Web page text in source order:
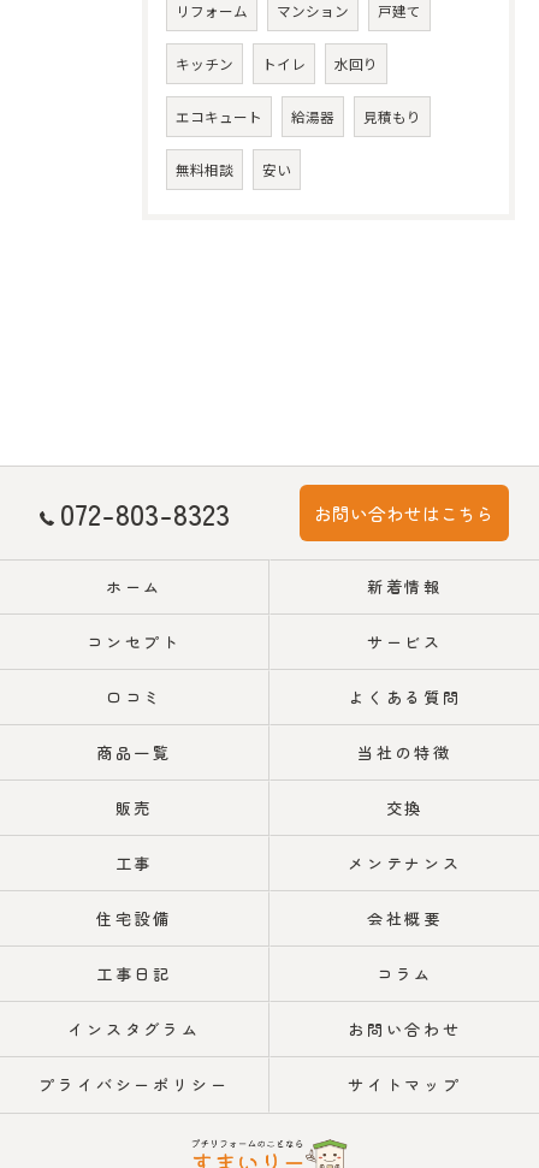
リフォーム マンション 戸建て
キッチン トイレ 水回り
エコキュート 給湯器 見積もり
無料相談 安い
072-803-8323 お問い合わせはこちら
ホーム 新着情報
コンセプト サービス
口コミ よくある質問
商品一覧 当社の特徴
販売 交換
工事 メンテナンス
住宅設備 会社概要
工事日記 コラム
インスタグラム お問い合わせ
プライバシーポリシー サイトマップ